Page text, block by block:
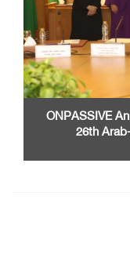
ONPASSIVE
26th